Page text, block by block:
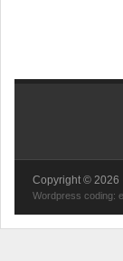
Copyright © 2026
Wordpress coding: